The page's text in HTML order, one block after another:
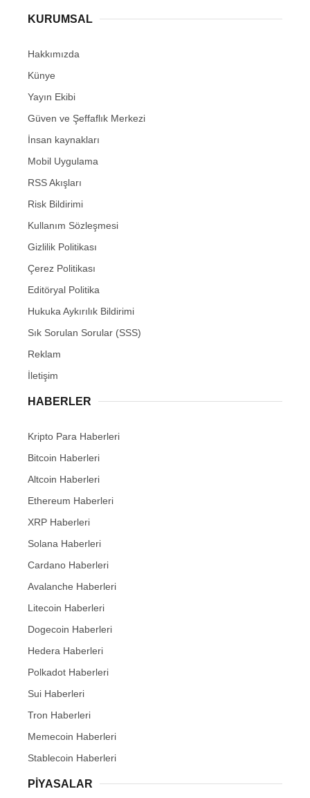
KURUMSAL
Hakkımızda
Künye
Yayın Ekibi
Güven ve Şeffaflık Merkezi
İnsan kaynakları
Mobil Uygulama
RSS Akışları
Risk Bildirimi
Kullanım Sözleşmesi
Gizlilik Politikası
Çerez Politikası
Editöryal Politika
Hukuka Aykırılık Bildirimi
Sık Sorulan Sorular (SSS)
Reklam
İletişim
HABERLER
Kripto Para Haberleri
Bitcoin Haberleri
Altcoin Haberleri
Ethereum Haberleri
XRP Haberleri
Solana Haberleri
Cardano Haberleri
Avalanche Haberleri
Litecoin Haberleri
Dogecoin Haberleri
Hedera Haberleri
Polkadot Haberleri
Sui Haberleri
Tron Haberleri
Memecoin Haberleri
Stablecoin Haberleri
PIYASALAR